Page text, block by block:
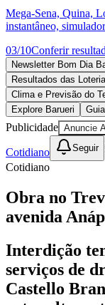
Política
Esportes
Saúde
Segurança
Cultura
Meio Ambiente
Obras
Educação
Bairros de Barueri
AldeiaAldeia da Serra
Vista
Califórnia
RegiãoCotiaCruz
MilitarItapevi Jandira
CalifórniaJardim dos
EsperançaJardim
Mega-Sena, Quina,
instantâneo,
03/10Conferir
Newsletter Bom Dia
Resultados das
Clima e Previsão do
Explore Barueri
Publicidade Anuncie
Cotidiano Seguir
Cotidiano
Obra no
avenida
Interdição
serviços de
Castello